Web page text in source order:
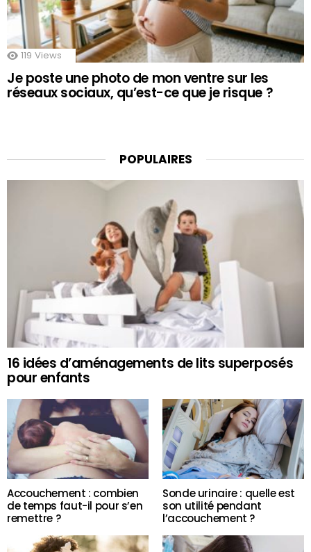
119 Views
Je poste une photo de mon ventre sur les
réseaux sociaux, qu’est-ce que je risque ?
POPULAIRES
16 idées d’aménagements de lits superposés
pour enfants
Accouchement : combien
de temps faut-il pour s’en
remettre ?
Sonde urinaire : quelle est
son utilité pendant
l’accouchement ?